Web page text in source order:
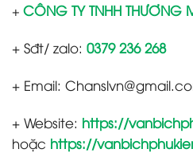
+ CÔNG TY TNHH THƯƠNG
+ Sđt/ zalo: 0379 236 268
+ Email:
+ Website: https://
hoặc https://